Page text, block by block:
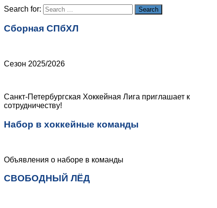
Search for: Search
Сборная СПбХЛ
Сезон 2025/2026
Санкт-Петербургская Хоккейная Лига приглашает к
сотрудничеству!
Набор в хоккейные команды
Объявления о наборе в команды
СВОБОДНЫЙ ЛЁД